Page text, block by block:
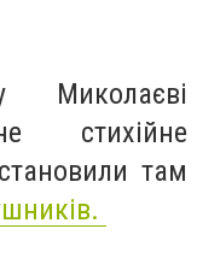
Миколаєві
стихійне
там